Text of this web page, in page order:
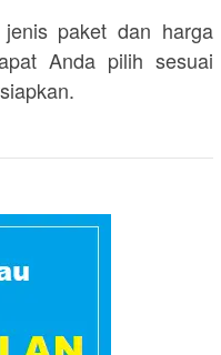
paket dan harga
Anda pilih sesuai